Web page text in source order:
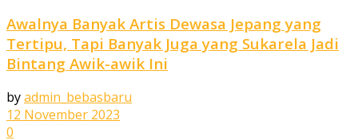
Awalnya Banyak Artis Dewasa Jepang yang
Tertipu, Tapi Banyak Juga yang Sukarela Jadi
Bintang Awik-awik Ini
byadmin_bebasbaru
12 November 2023
0